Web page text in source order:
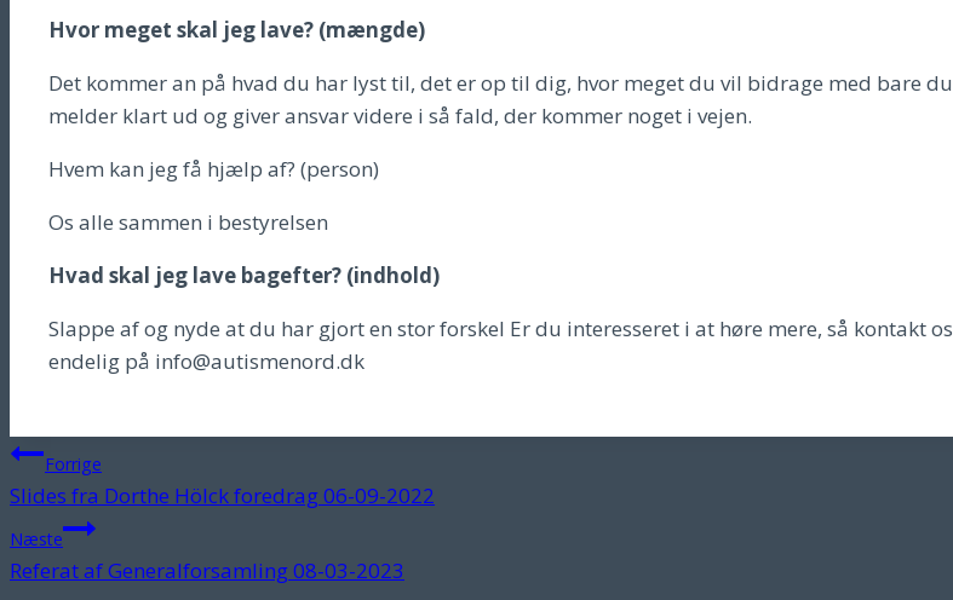
Hvor meget skal jeg lave? (mængde)
Det kommer an på hvad du har lyst til, det er op til dig, hvor meget du vil bidrage med bare du
melder klart ud og giver ansvar videre i så fald, der kommer noget i vejen.
Hvem kan jeg få hjælp af? (person)
Os alle sammen i bestyrelsen
Hvad skal jeg lave bagefter? (indhold)
Slappe af og nyde at du har gjort en stor forskel Er du interesseret i at høre mere, så kontakt os
endelig på info@autismenord.dk
Indlægsnavigation
Forrige
Slides fra Dorthe Hölck foredrag 06-09-2022
Næste
Referat af Generalforsamling 08-03-2023